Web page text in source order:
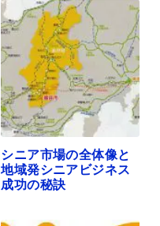
シニア市場の全体像と
地域発シニアビジネス
成功の秘訣